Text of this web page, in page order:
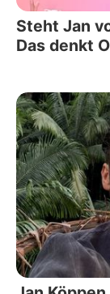
Steht Jan
Das denkt